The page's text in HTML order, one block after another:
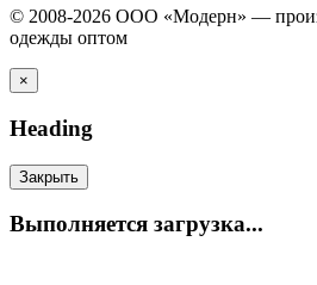
© 2008-2026 ООО «Модерн» —
одежды оптом
×
Heading
Закрыть
Выполняется загрузка...